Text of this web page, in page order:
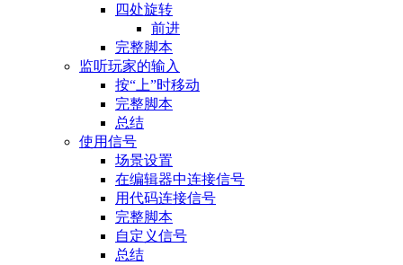
四处旋转
前进
完整脚本
监听玩家的输入
按“上”时移动
完整脚本
总结
使用信号
场景设置
在编辑器中连接信号
用代码连接信号
完整脚本
自定义信号
总结